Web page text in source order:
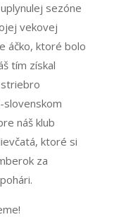
sezóne
vekovej
áčko, ktoré bolo
tím získal
striebro
slovenskom
náš klub
ktoré si
za